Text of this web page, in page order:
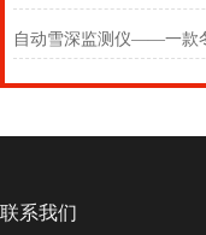
联系我们